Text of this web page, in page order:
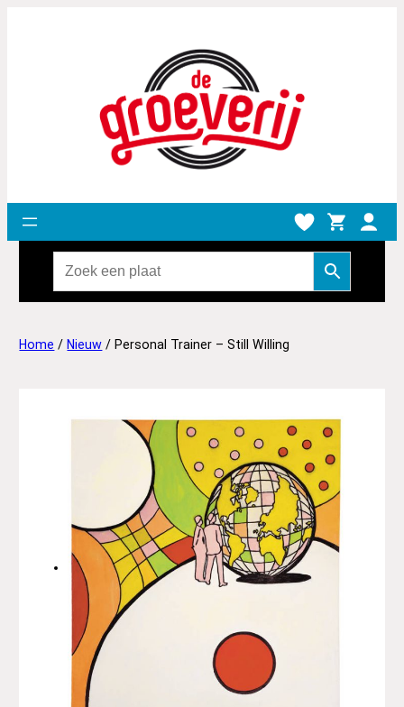
Home / Nieuw / Personal Trainer – Still Willing